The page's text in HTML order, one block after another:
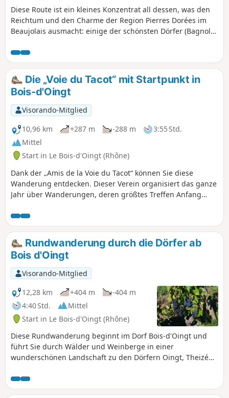
Diese Route ist ein kleines Konzentrat all dessen, was den
Reichtum und den Charme der Region Pierres Dorées im
Beaujolais ausmacht: einige der schönsten Dörfer (Bagnols,
Waschhäuser und herrliche Ausblicke auf die umliegenden
Berge, Weinberge und Wälder.
Die „Voie du Tacot“ mit Startpunkt in
Bois-d'Oingt
Visorando-Mitglied
10,96 km
+287 m -288 m
3:55 Std.
Mittel
Start in Le Bois-d'Oingt (Rhône)
Dank der „Amis de la Voie du Tacot“ können Sie diese
Wanderung entdecken. Dieser Verein organisiert das ganze
Jahr über Wanderungen, deren größtes Treffen Anfang
Beaujolais, die zwischen 1901 und 1902 in Betrieb
genommen wurden, verbanden Villefranche mit Monsols
und Villefranche mit Tarare. Das Auto verdrängte den Zug
im Jahr 1934. Begehen Sie einige Abschnitte dieser Strecke,
die in einen Wanderweg umgewandelt wurde und in ihrer
Gesamtheit von Liergues nach Sarcey führt.
Rundwanderung durch die Dörfer ab
Bois d'Oingt
Visorando-Mitglied
12,28 km
+404 m
-404 m
4:40 Std.
Mittel
Start in Le Bois-d'Oingt (Rhône)
Diese Rundwanderung beginnt im Dorf Bois-d'Oingt und
führt Sie durch Wälder und Weinberge in einer
wunderschönen Landschaft zu den Dörfern Oingt, Theizé
Landschaft.